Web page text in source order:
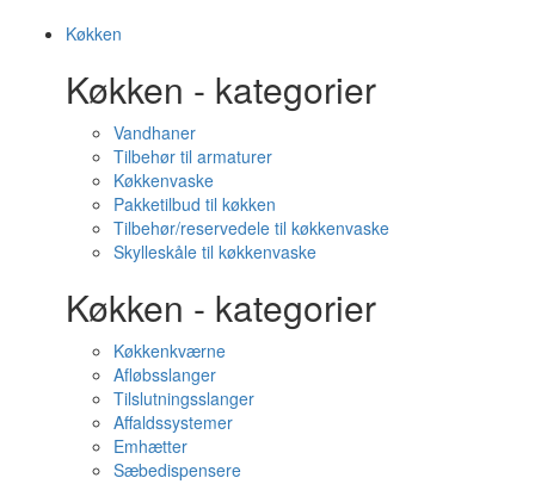
Køkken
Køkken - kategorier
Vandhaner
Tilbehør til armaturer
Køkkenvaske
Pakketilbud til køkken
Tilbehør/reservedele til køkkenvaske
Skylleskåle til køkkenvaske
Køkken - kategorier
Køkkenkværne
Afløbsslanger
Tilslutningsslanger
Affaldssystemer
Emhætter
Sæbedispensere